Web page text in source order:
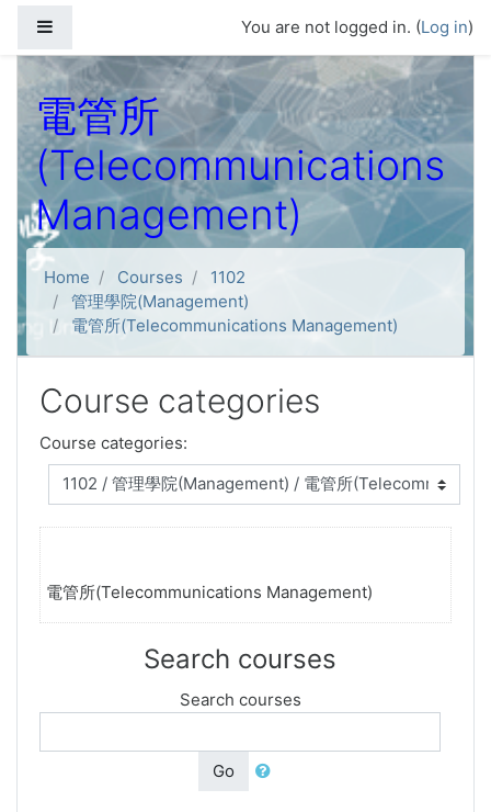
You are not logged in. (Log in)
電管所
(Telecommunications
Management)
Home Courses
1102
管理學院(Management)
電管所(Telecommunications Management)
Course categories
Course categories:
電管所(Telecommunications Management)
Search courses
Search courses
Go